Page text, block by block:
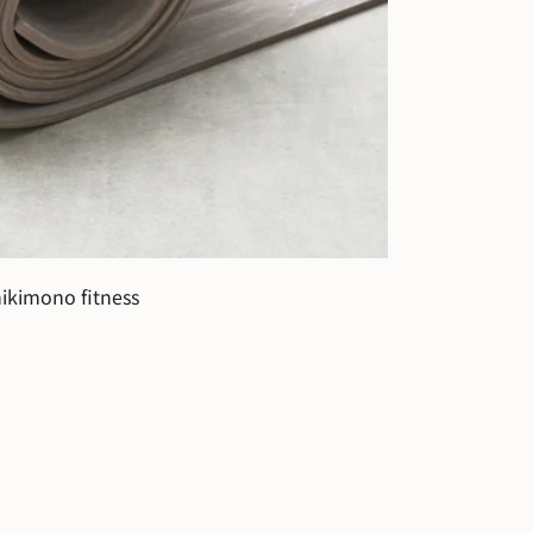
fitness